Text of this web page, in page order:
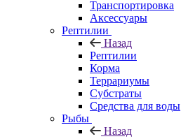
Транспортировка
Аксессуары
Рептилии
Назад
Рептилии
Корма
Террариумы
Субстраты
Средства для воды
Рыбы
Назад